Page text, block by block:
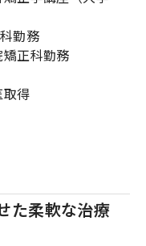
勤務
正科勤務
得
た柔軟な治療